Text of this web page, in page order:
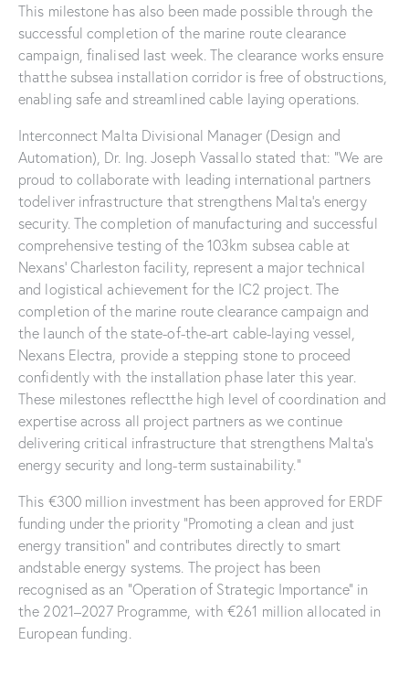
This milestone has also been made possible through the
successful completion of the marine route clearance
campaign, finalised last week. The clearance works ensure
thatthe subsea installation corridor is free of obstructions,
enabling safe and streamlined cable laying operations.
Interconnect Malta Divisional Manager (Design and
Automation), Dr. Ing. Joseph Vassallo stated that: “We are
proud to collaborate with leading international partners
todeliver infrastructure that strengthens Malta’s energy
security. The completion of manufacturing and successful
comprehensive testing of the 103km subsea cable at
Nexans’ Charleston facility, represent a major technical
and logistical achievement for the IC2 project. The
completion of the marine route clearance campaign and
the launch of the state-of-the-art cable-laying vessel,
Nexans Electra, provide a stepping stone to proceed
confidently with the installation phase later this year.
These milestones reflectthe high level of coordination and
expertise across all project partners as we continue
delivering critical infrastructure that strengthens Malta’s
energy security and long-term sustainability.”
This €300 million investment has been approved for ERDF
funding under the priority “Promoting a clean and just
energy transition” and contributes directly to smart
andstable energy systems. The project has been
recognised as an “Operation of Strategic Importance” in
the 2021–2027 Programme, with €261 million allocated in
European funding.